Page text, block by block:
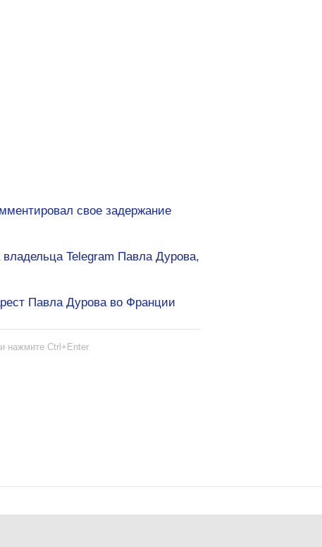
свое задержание
Telegram Павла Дурова,
Павла Дурова во Франции
нажмите Ctrl+Enter